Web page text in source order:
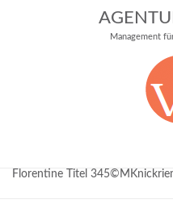
Management
Florentine Titel